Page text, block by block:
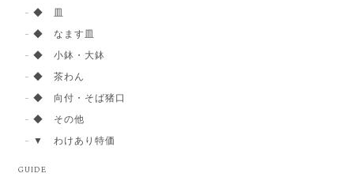
◆ 皿
◆ なます皿
◆ 小鉢・大鉢
◆ 茶わん
◆ 向付・そば猪口
◆ その他
▼ わけあり特価
GUIDE